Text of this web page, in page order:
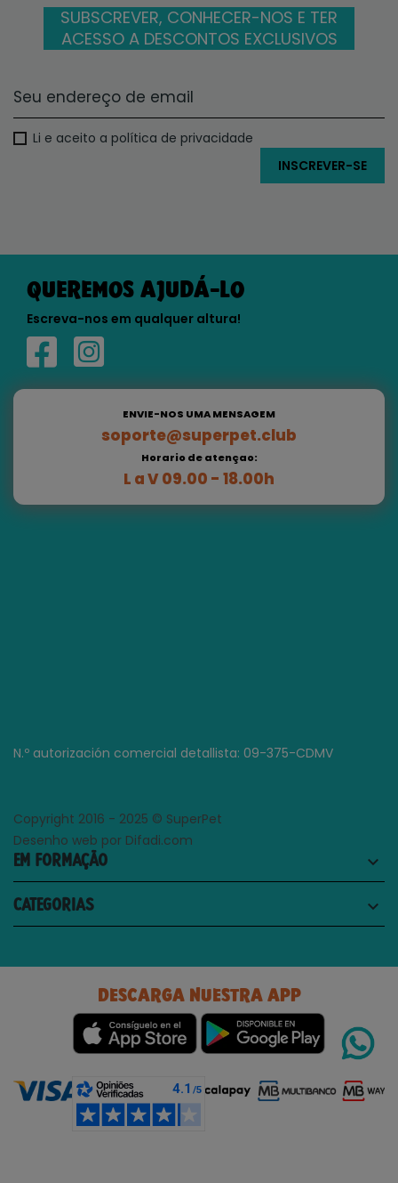
SUBSCREVER, CONHECER-NOS E TER
ACESSO A DESCONTOS EXCLUSIVOS
Li e aceito a política de privacidade
QUEREMOS AJUDÁ-LO
Escreva-nos em qualquer altura!
ENVIE-NOS UMA MENSAGEM
soporte@superpet.club
Horario de atençao:
L a V 09.00 - 18.00h
N.º autorización comercial detallista: 09-375-CDMV
Copyright 2016 - 2025 © SuperPet
Desenho web por Difadi.com
EM FORMAÇÃO keyboard_arrow_down
CATEGORIAS keyboard_arrow_down
DESCARGA NUESTRA APP